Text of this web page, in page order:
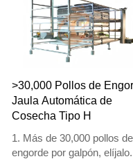
inteligente artificial Vcloud,
gabinete de control
equipo automático de
alimentación, limpieza de
estiércol, cosecha manual.
5. Nuestra recepción en
24 horas, el número de
What’sApp es
+8618830120193
>30,000 Pollos de
Jaula Automática de
Cosecha Tipo H
1. Más de 30,000 pollos de
engorde por galpón, elíjalo.